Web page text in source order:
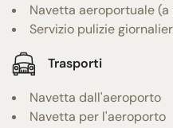
Navetta aeroportuale
Servizio pulizie
Trasporti
Navetta dall'aeroporto
Navetta per l'aeroporto